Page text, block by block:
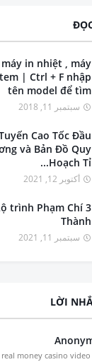
in nhiệt , máy
| Ctrl + F nhập
tên model để tìm
سبتمبر 11, 2018
Cao Tốc Đầu
và Bản Đồ Quy
Hoạch Tỉ...
أكتوبر 12, 2021
trình Phạm Chí
Thành
سبتمبر 11, 2021
LỜI
money casino video